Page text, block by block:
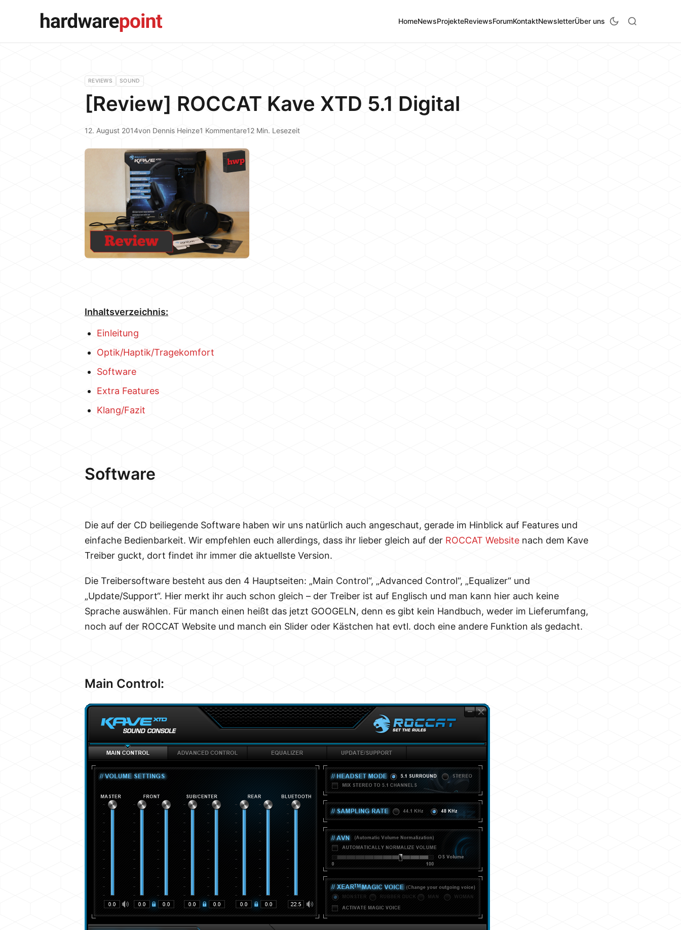
HomeNewsProjekteReviewsForumKontaktNewsletterÜber uns
REVIEWS SOUND
[Review] ROCCAT Kave XTD 5.1 Digital
12. August 2014von Dennis Heinze1 Kommentare12 Min. Lesezeit
Inhaltsverzeichnis:
Einleitung
Optik/Haptik/Tragekomfort
Software
Extra Features
Klang/Fazit
Software
Die auf der CD beiliegende Software haben wir uns natürlich auch angeschaut, gerade im Hinblick auf Features und
einfache Bedienbarkeit. Wir empfehlen euch allerdings, dass ihr lieber gleich auf der ROCCAT Websitenach dem Kave
Treiber guckt, dort findet ihr immer die aktuellste Version.
Die Treibersoftware besteht aus den 4 Hauptseiten: „Main Control“, „Advanced Control“, „Equalizer“ und
„Update/Support“. Hier merkt ihr auch schon gleich – der Treiber ist auf Englisch und man kann hier auch keine
Sprache auswählen. Für manch einen heißt das jetzt GOOGELN, denn es gibt kein Handbuch, weder im Lieferumfang,
noch auf der ROCCAT Website und manch ein Slider oder Kästchen hat evtl. doch eine andere Funktion als gedacht.
Main Control: